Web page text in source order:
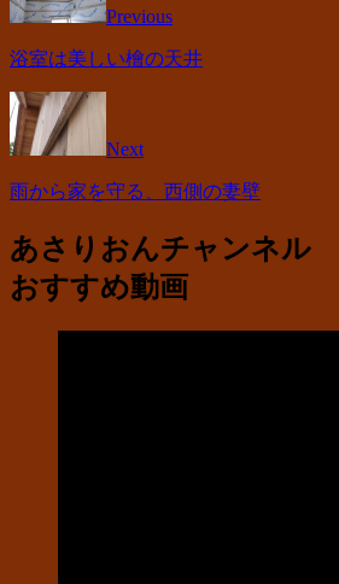
Previous
浴室は美しい檜の天井
Next
雨から家を守る、西側の妻壁
あさりおんチャンネル
おすすめ動画